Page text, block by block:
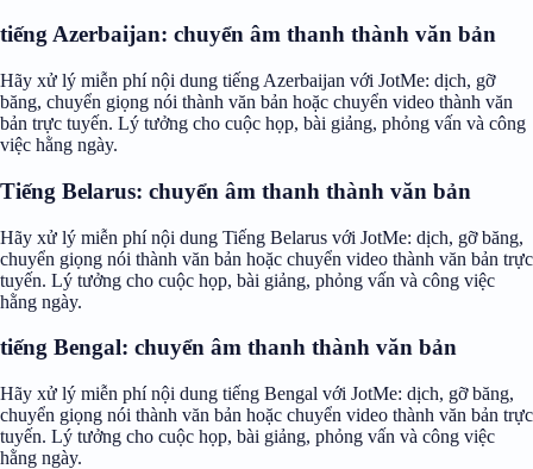
tiếng Azerbaijan: chuyển âm thanh thành văn bản
Hãy xử lý miễn phí nội dung tiếng Azerbaijan với JotMe: dịch, gỡ
băng, chuyển giọng nói thành văn bản hoặc chuyển video thành văn
bản trực tuyến. Lý tưởng cho cuộc họp, bài giảng, phỏng vấn và công
việc hằng ngày.
Tiếng Belarus: chuyển âm thanh thành văn bản
Hãy xử lý miễn phí nội dung Tiếng Belarus với JotMe: dịch, gỡ băng,
chuyển giọng nói thành văn bản hoặc chuyển video thành văn bản trực
tuyến. Lý tưởng cho cuộc họp, bài giảng, phỏng vấn và công việc
hằng ngày.
tiếng Bengal: chuyển âm thanh thành văn bản
Hãy xử lý miễn phí nội dung tiếng Bengal với JotMe: dịch, gỡ băng,
chuyển giọng nói thành văn bản hoặc chuyển video thành văn bản trực
tuyến. Lý tưởng cho cuộc họp, bài giảng, phỏng vấn và công việc
hằng ngày.